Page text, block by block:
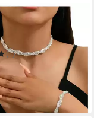
Damen
2-teilig, Braut
(1)
40,00 €
Stk)
bei dir